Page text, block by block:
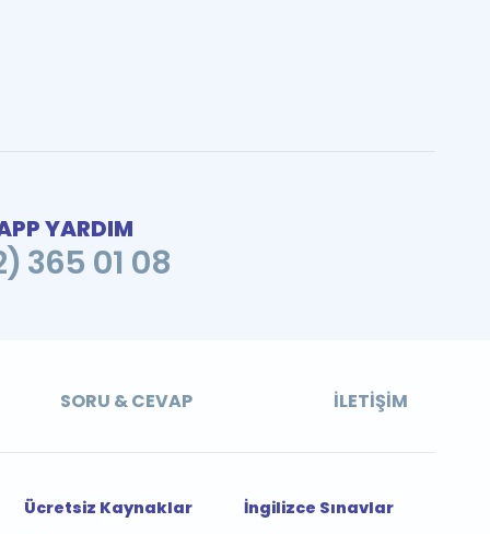
YARDIM
365 01 08
SORU & CEVAP İLETIŞIM
Ücretsiz Kaynaklar
İngilizce Sınavlar